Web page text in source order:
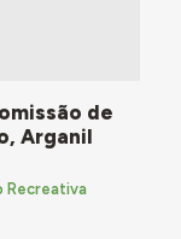
de
Arganil
Recreativa